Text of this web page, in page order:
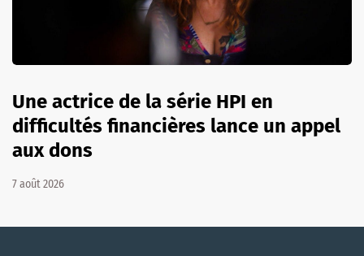
Une actrice de la série HPI en
difficultés financières lance un appel
aux dons
7 août 2026